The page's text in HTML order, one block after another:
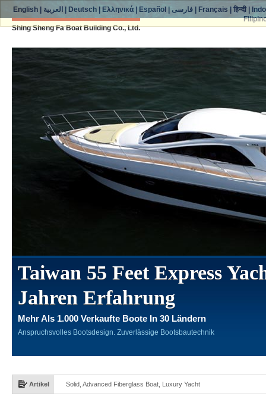
Shing Sheng Fa Boat Building Co., Ltd.
Taiwan 55 Feet Express
Jahren Erfahrung
Mehr Als 1.000 Verkaufte Boote In 30 Ländern
Anspruchsvolles Bootsdesign. Zuverlässige Bootsbautechnik
Artikel Solid, Advanced Fiberglass Boat, Luxury Yacht
English| العربية Deutsch| Ελληνικά| Español فارسی| Français हिन्दी|